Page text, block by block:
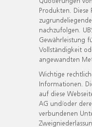
Produkten. Diese
nachzufolgen.
Gewährleistung
Vollständigkeit
angewandten
Wichtige
Informationen.
auf diese
AG und/oder
verbundenen